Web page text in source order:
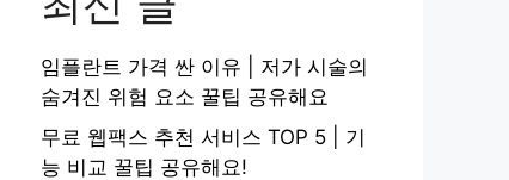
임플란트 가격 싼 이유 | 저가 시술의
숨겨진 위험 요소 꿀팁 공유해요
무료 웹팩스 추천 서비스 TOP 5 | 기
능 비교 꿀팁 공유해요!